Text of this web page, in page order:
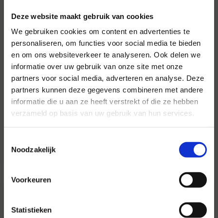
Deze website maakt gebruik van cookies
We gebruiken cookies om content en advertenties te
personaliseren, om functies voor social media te bieden
en om ons websiteverkeer te analyseren. Ook delen we
informatie over uw gebruik van onze site met onze
partners voor social media, adverteren en analyse. Deze
partners kunnen deze gegevens combineren met andere
informatie die u aan ze heeft verstrekt of die ze hebben
verzameld op basis van uw gebruik van hun services.
Noodzakelijk
Voorkeuren
Statistieken
Voor al uw evenementen en
partijen
Hansen Evenementen is uw partner voor
evenementen van groot tot klein.
Lees verder